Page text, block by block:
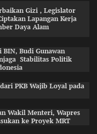
Gizi , Legislator
Lapangan Kerja
Daya Alam
Budi Gunawan
Stabilitas Politik
PKB Wajib Loyal pada
Wakil Menteri, Wapres
ke Proyek MRT